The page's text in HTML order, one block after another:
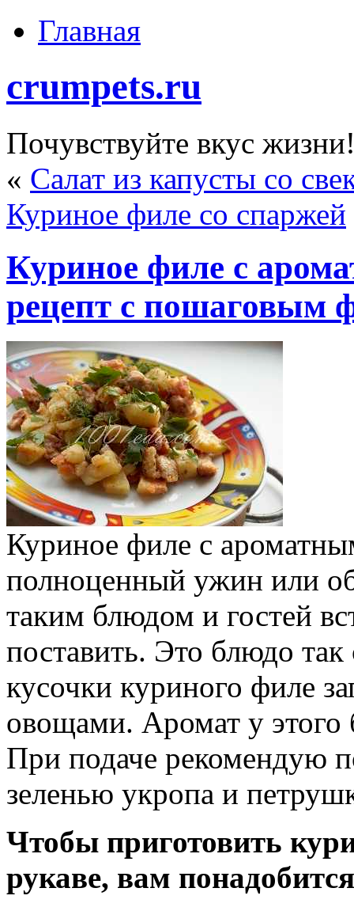
Главная
crumpets.ru
Почувствуйте вкус
« Салат из капусты со
Куриное филе со спаржей
Куриное филе с
рецепт с пошаговым
Куриное филе с
полноценный ужин или
таким блюдом и гостей
поставить. Это блюдо
кусочки куриного филе
овощами. Аромат у
При подаче рекомендую
зеленью укропа и
Чтобы приготовить
рукаве, вам